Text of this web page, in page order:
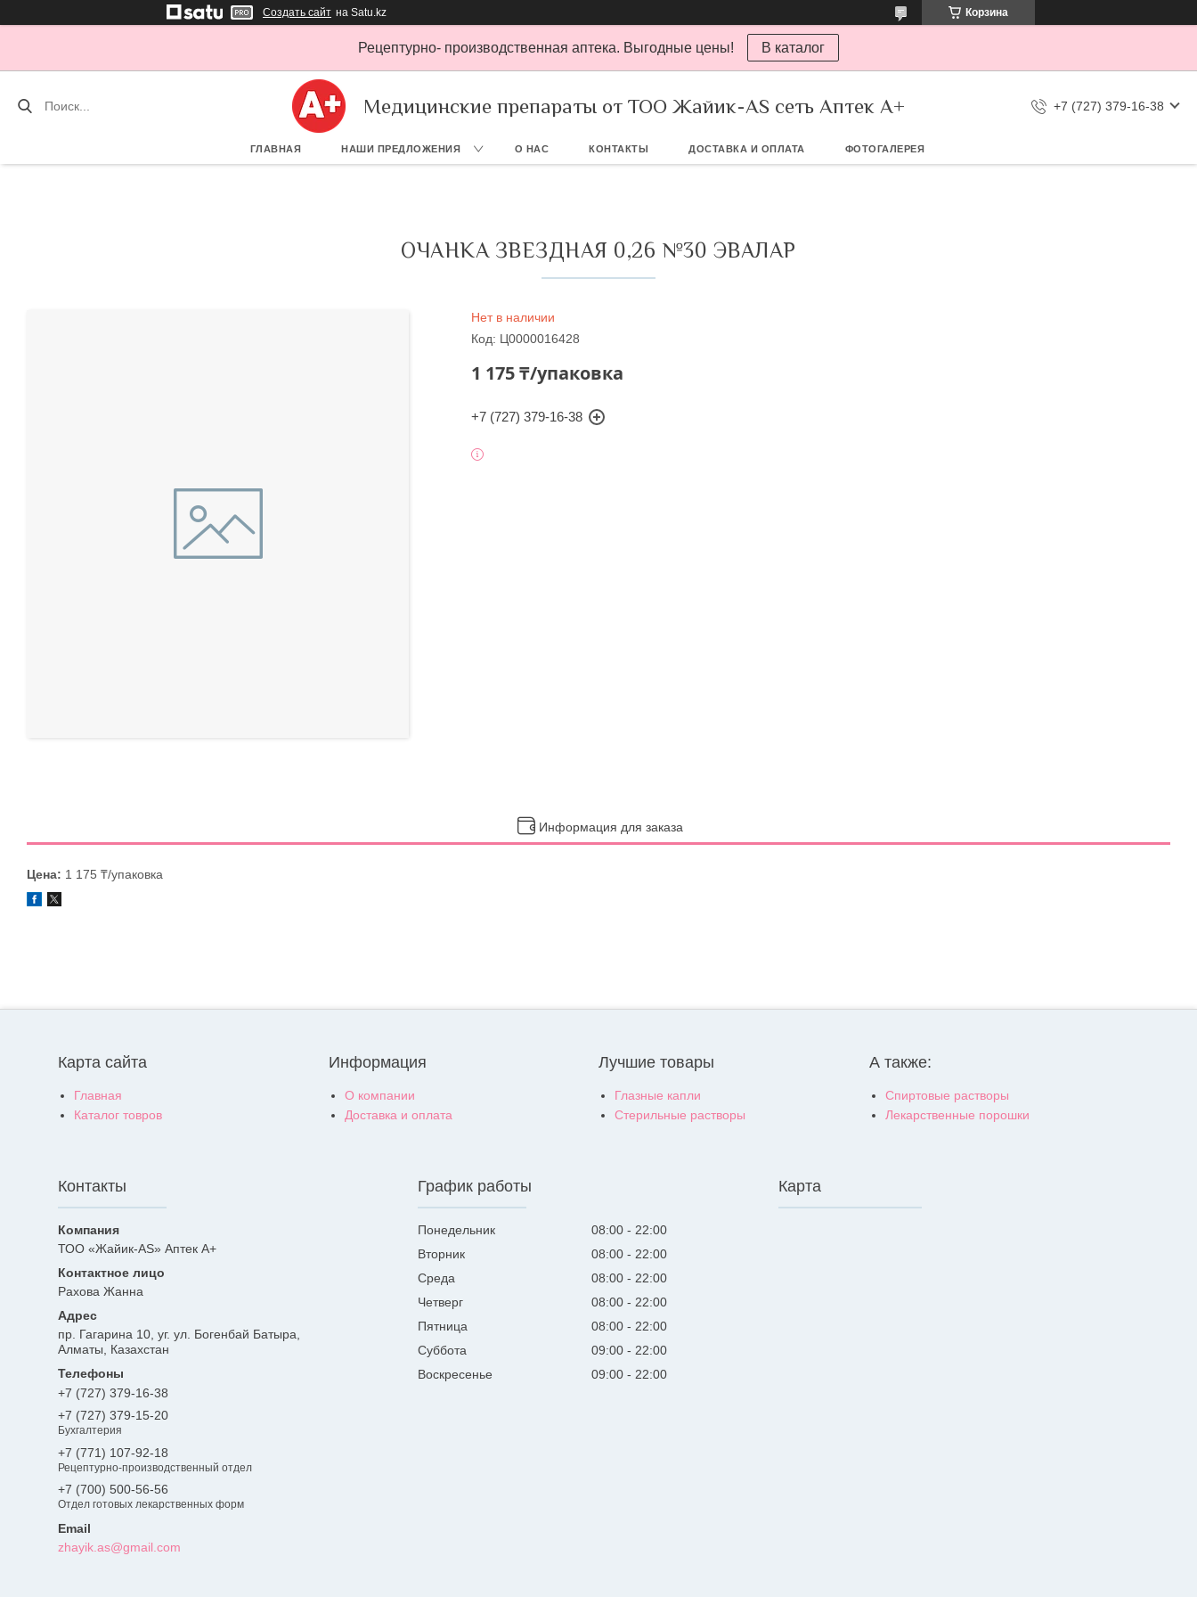
Создать сайт на Satu.kz Корзина
Рецептурно- производственная аптека. Выгодные цены! В каталог
Медицинские препараты от ТОО Жайик-AS сеть Аптек А+ +7 (727) 379-16-38
ГЛАВНАЯ НАШИ ПРЕДЛОЖЕНИЯ О НАС КОНТАКТЫ ДОСТАВКА И ОПЛАТА ФОТОГАЛЕРЕЯ
ОЧАНКА ЗВЕЗДНАЯ 0,26 №30 ЭВАЛАР
Нет в наличии
Код: Ц0000016428
1 175 ₸/упаковка
+7 (727) 379-16-38
Информация для заказа
Цена: 1 175 ₸/упаковка
Карта сайта
Главная
Каталог товров
Информация
О компании
Доставка и оплата
Лучшие товары
Глазные капли
Стерильные растворы
А также:
Спиртовые растворы
Лекарственные порошки
Контакты
ТОО «Жайик-AS» Аптек А+
Рахова Жанна
пр. Гагарина 10, уг. ул. Богенбай Батыра,
Алматы, Казахстан
+7 (727) 379-16-38
+7 (727) 379-15-20
Бухгалтерия
+7 (771) 107-92-18
Рецептурно-производственный отдел
+7 (700) 500-56-56
Отдел готовых лекарственных форм
zhayik.as@gmail.com
График работы
Понедельник 08:00
22:00
Вторник
08:00
22:00
Среда
08:00
22:00
Четверг
08:00
22:00
Пятница
08:00
22:00
Суббота
09:00
22:00
Воскресенье
09:00 22:00
Карта